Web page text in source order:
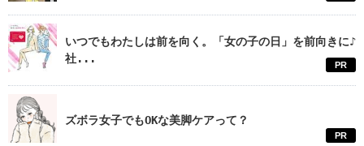
いつでもわたしは前を向く。「女の子の日」を前向きに♪
社...
PR
ズボラ女子でもOKな美脚ケアって？
PR